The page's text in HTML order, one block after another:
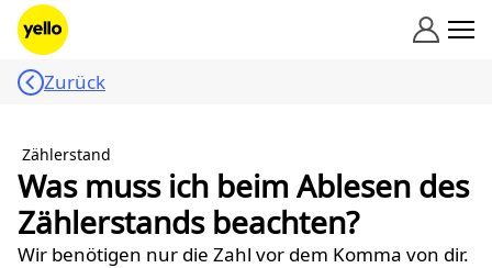
Zum Inhalt springen
Zurück
Zählerstand
Was muss ich beim Ablesen des
Zählerstands beachten?
Wir benötigen nur die Zahl vor dem Komma von dir.